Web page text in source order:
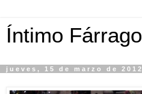
Íntimo Fárrago
jueves, 15 de marzo de 2012